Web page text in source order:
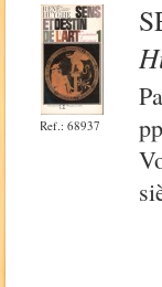
Ref.: 68937